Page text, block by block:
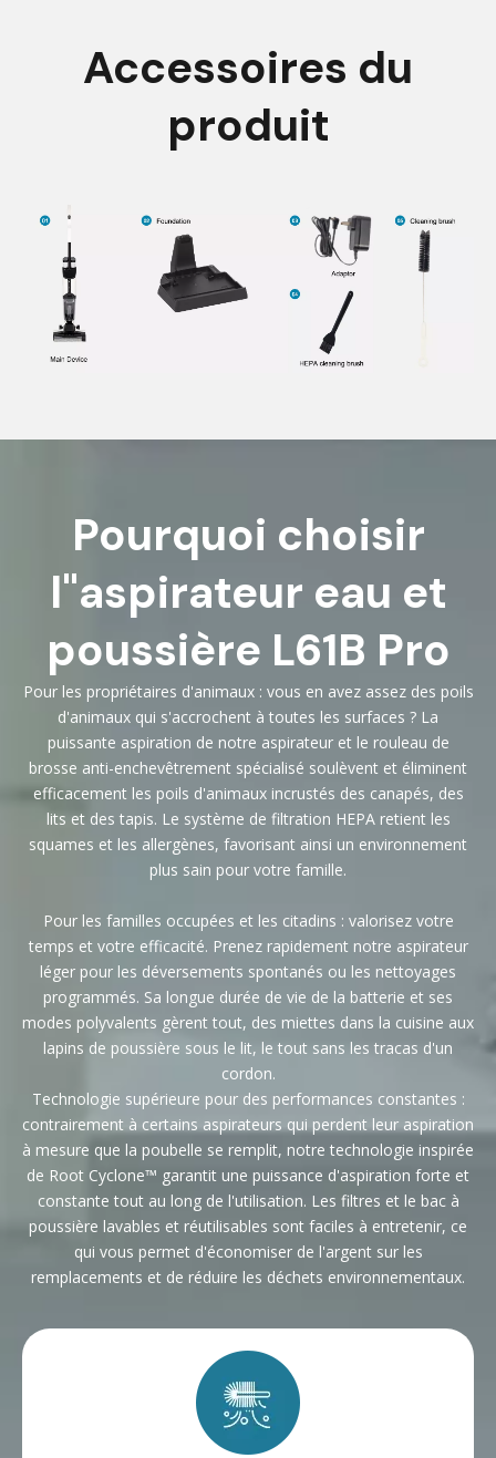
Accessoires du
produit
Pourquoi choisir
l"aspirateur eau et
poussière L61B Pro
Pour les propriétaires d'animaux : vous en avez assez des poils
d'animaux qui s'accrochent à toutes les surfaces ? La
puissante aspiration de notre aspirateur et le rouleau de
brosse anti-enchevêtrement spécialisé soulèvent et éliminent
efficacement les poils d'animaux incrustés des canapés, des
lits et des tapis. Le système de filtration HEPA retient les
squames et les allergènes, favorisant ainsi un environnement
plus sain pour votre famille.
Pour les familles occupées et les citadins : valorisez votre
temps et votre efficacité. Prenez rapidement notre aspirateur
léger pour les déversements spontanés ou les nettoyages
programmés. Sa longue durée de vie de la batterie et ses
modes polyvalents gèrent tout, des miettes dans la cuisine aux
lapins de poussière sous le lit, le tout sans les tracas d'un
cordon.
Technologie supérieure pour des performances constantes :
contrairement à certains aspirateurs qui perdent leur aspiration
à mesure que la poubelle se remplit, notre technologie inspirée
de Root Cyclone™ garantit une puissance d'aspiration forte et
constante tout au long de l'utilisation. Les filtres et le bac à
poussière lavables et réutilisables sont faciles à entretenir, ce
qui vous permet d'économiser de l'argent sur les
remplacements et de réduire les déchets environnementaux.